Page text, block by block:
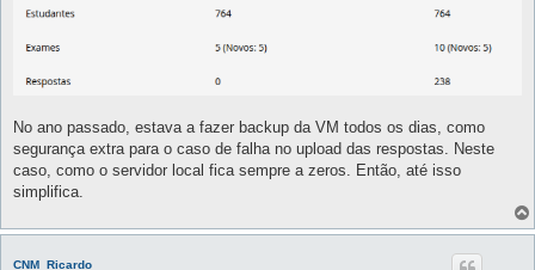
No ano passado, estava a fazer backup da VM todos os dias, como
segurança extra para o caso de falha no upload das respostas. Neste
caso, como o servidor local fica sempre a zeros. Então, até isso
simplifica.
CNM_Ricardo